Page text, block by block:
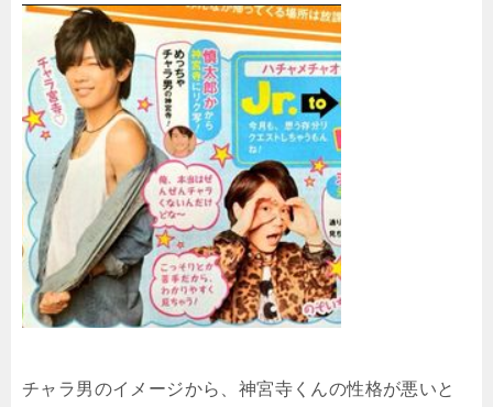
チャラ男のイメージから、神宮寺くんの性格が悪いと